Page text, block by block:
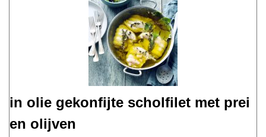
in olie gekonfijte scholfilet met prei
en olijven